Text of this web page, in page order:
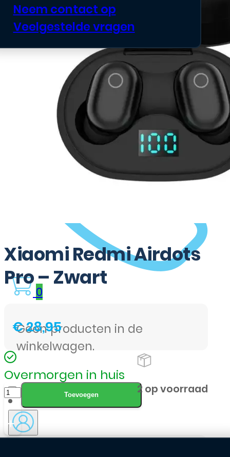
Neem contact op
Veelgestelde vragen
0
Geen producten in de
winkelwagen.
Xiaomi Redmi Airdots
Pro – Zwart
€28,95
Overmorgen in huis
Xiaomi
Redmi
Airdots
Pro
Toevoegen 2 op voorraad